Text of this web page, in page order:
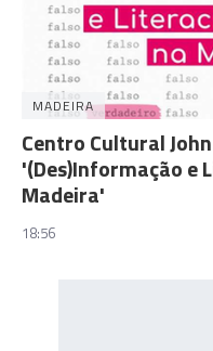
MADEIRA
Centro Cultural
'(Des)Informação e
Madeira'
18:56